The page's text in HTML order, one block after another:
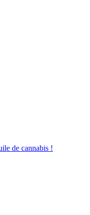
de cannabis !